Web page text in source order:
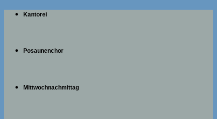
Kantorei
Posaunenchor
Mittwochnachmittag